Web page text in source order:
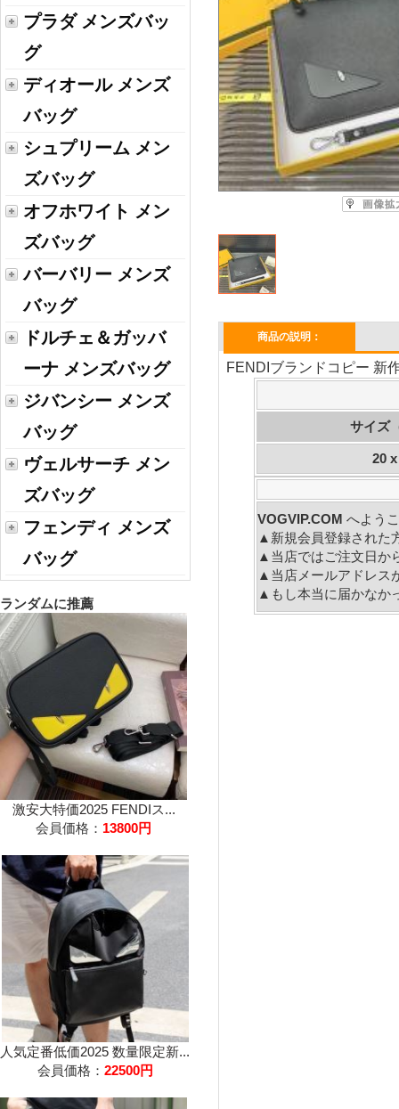
プラダ メンズバッ
グ
ディオール メンズ
バッグ
シュプリーム メン
ズバッグ
オフホワイト メン
ズバッグ
バーバリー メンズ
バッグ
ドルチェ＆ガッバ
ーナ メンズバッグ
ジバンシー メンズ
バッグ
ヴェルサーチ メン
ズバッグ
フェンディ メンズ
バッグ
ランダムに推薦
激安大特価2025 FENDIス...
会員価格： 13800円
人気定番低価2025 数量限定新...
会員価格： 22500円
商品の説明：
FENDIブランドコピー 新
サイズ
20
VOGVIP.COM へよう
▲新規会員登録された
▲当店ではご注文日か
▲当店メールアドレス
▲もし本当に届かなか